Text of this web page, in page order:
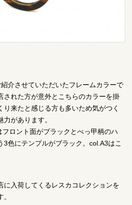
介させていただいたフレームカラーで
された方が意外とこちらのカラーを掛
り来たと感じる方も多いため気がつく
があります。
ロント面がブラックとべっ甲柄のハ
3色にテンプルがブラック。col.A3はこ
に入荷してくるレスカコレクションを